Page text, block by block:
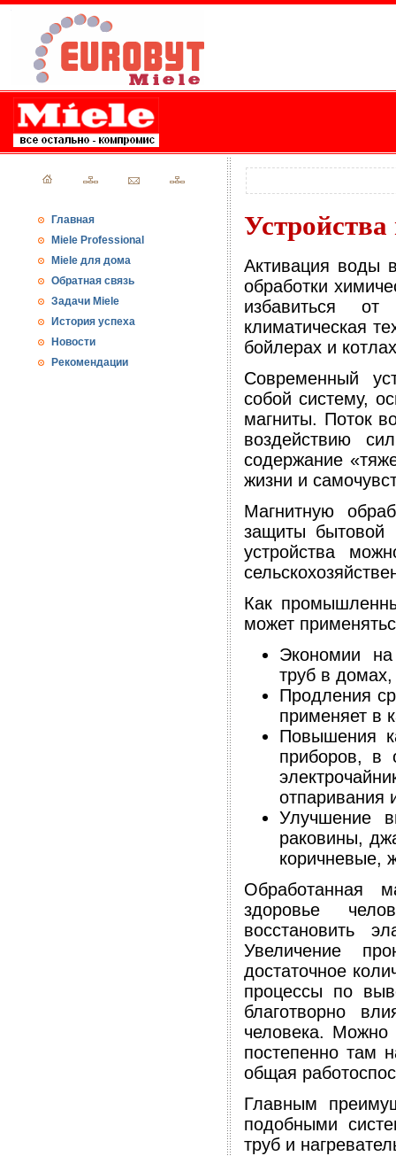
Главная
Miele Professional
Miele для дома
Обратная связь
Задачи Miele
История успеха
Новости
Рекомендации
Активация воды
обработки
избавиться от
климатическая
бойлерах и
Современный
собой систему,
магниты. Поток
воздействию
содержание
жизни и
Магнитную
защиты бытовой
устройства
Как
может
Экономии на
труб в
Продления
применяет в
Повышения
приборов, в
отпаривания
Улучшение
раковины,
коричневые,
Обработанная
здоровье
восстановить
Увеличение
достаточное
процессы по
благотворно
человека. Можно
постепенно там
общая
Главным
подобными
труб и